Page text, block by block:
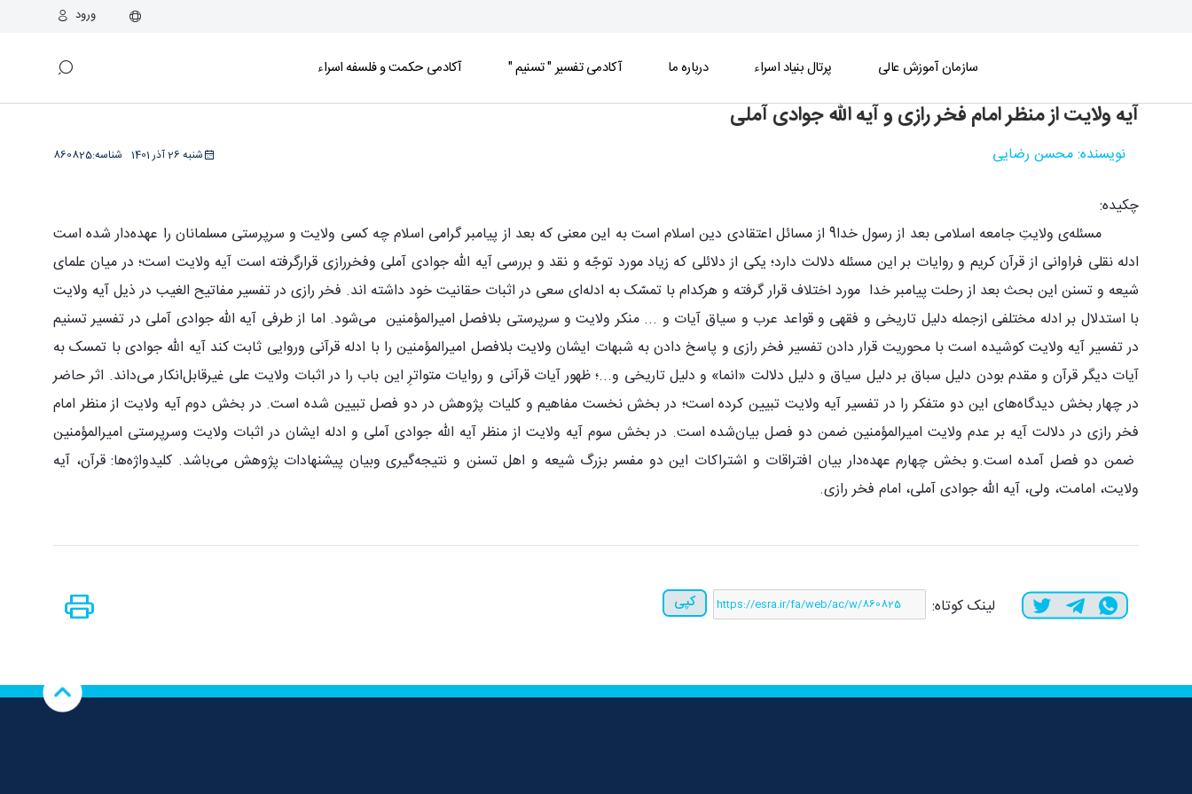
ورود
سازمان آموزش عالی پرتال بنیاد اسراء درباره ما آکادمی تفسیر " تسنیم " آکادمی حکمت و فلسفه اسراء
آیه ولایت از منظر امام فخر رازی و آیه الله جوادی آملی - موسسه جهانی آموزش عالی علوم حوزوی
آیه ولایت از منظر امام فخر رازی و آیه الله جوادی آملی
شنبه 26 آذر 1401 860825شناسه: نویسنده: محسن رضایی
چکیده:
مسئله‌ی ولایتِ جامعه اسلامی بعد از رسول خدا9 از مسائل اعتقادی دین اسلام است به این معنی که بعد از پیامبر گرامی اسلام چه کسی ولایت و سرپرستی مسلمانان را عهده‌دار شده است
ادله نقلی فراوانی از قرآن کریم و روایات بر این مسئله دلالت دارد؛ یکی از دلائلی که زیاد مورد توجّه و نقد و بررسی آیه الله جوادی آملی وفخررازی قرارگرفته است آیه ولایت است؛ در میان علمای
شیعه و تسنن این بحث بعد از رحلت پیامبر خدا مورد اختلاف قرار گرفته و هرکدام با تمسّک به ادله‌ای سعی در اثبات حقانیت خود داشته اند. فخر رازی در تفسیر مفاتیح الغیب در ذیل آیه ولایت
با استدلال بر ادله مختلفی ازجمله دلیل تاریخی و فقهی و قواعد عرب و سیاق آیات و ... منکر ولایت و سرپرستی بلافصل امیرالمؤمنین می‌شود. اما از طرفی آیه الله جوادی آملی در تفسیر تسنیم
در تفسیر آیه ولایت کوشیده است با محوریت قرار دادن تفسیر فخر رازی و پاسخ دادن به شبهات ایشان ولایت بلافصل امیرالمؤمنین را با ادله قرآنی وروایی ثابت کند آیه الله جوادی با تمسک به
آیات دیگر قرآن و مقدم بودن دلیل سباق بر دلیل سیاق و دلیل دلالت «انما» و دلیل تاریخی و...؛ ظهور آیات قرآنی و روایات متواترِ این باب را در اثبات ولایت علی غیرقابل‌انکار می‌داند. اثر حاضر
در چهار بخش دیدگاه‌های این دو متفکر را در تفسیر آیه ولایت تبیین کرده است؛ در بخش نخست مفاهیم و کلیات پژوهش در دو فصل تبیین شده است. در بخش دوم آیه ولایت از منظر امام
فخر رازی در دلالت آیه بر عدم ولایت امیرالمؤمنین ضمن دو فصل بیان‌شده است. در بخش سوم آیه ولایت از منظر آیه الله جوادی آملی و ادله ایشان در اثبات ولایت وسرپرستی امیرالمؤمنین
ضمن دو فصل آمده است.و بخش چهارم عهده‌دار بیان افتراقات و اشتراکات این دو مفسر بزرگ شیعه و اهل تسنن و نتیجه‌گیری وبیان پیشنهادات پژوهش می‌باشد. کلیدواژه‌ها: قرآن، آیه
ولایت، امامت، ولی، آیه الله جوادی آملی، امام فخر رازی.
لینک کوتاه: کپی